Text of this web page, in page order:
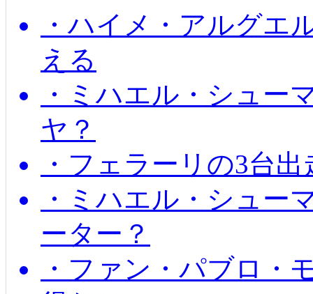
・ハイメ・アルグエ
える
・ミハエル・シュー
ヤ？
・フェラーリの3台
・ミハエル・シュー
ーター？
・ファン・パブロ・